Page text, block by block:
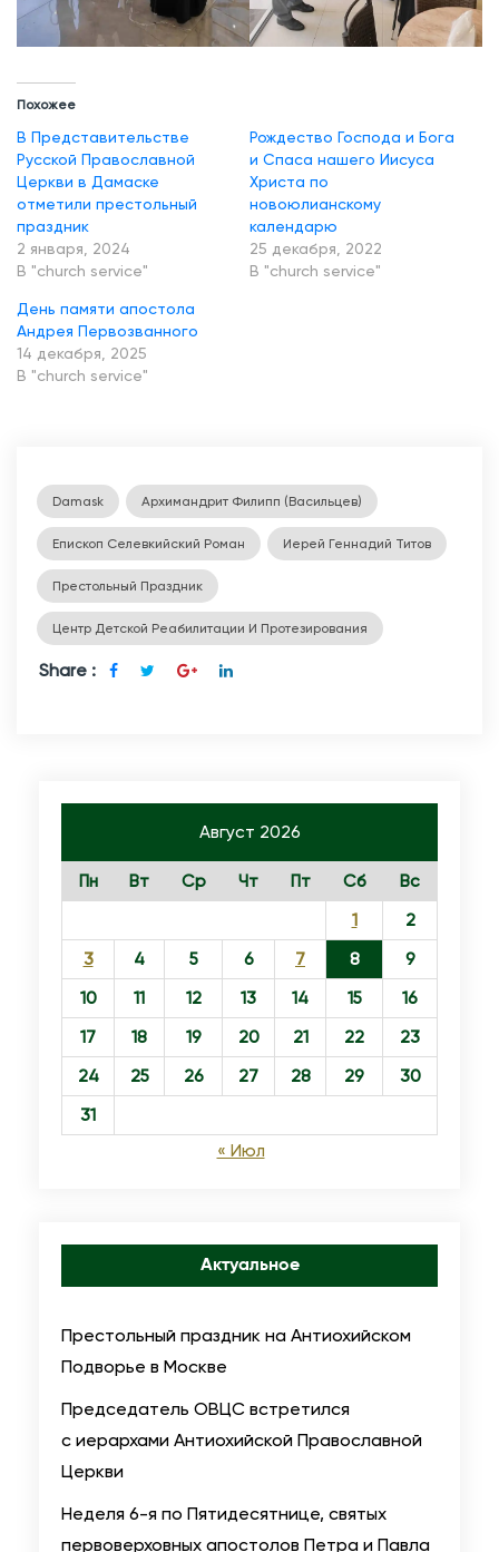
Похожее
В Представительстве
Русской Православной
Церкви в Дамаске
отметили престольный
праздник
2 января, 2024
В "church service"
Рождество Господа и Бога
и Спаса нашего Иисуса
Христа по
новоюлианскому
календарю
25 декабря, 2022
В "church service"
День памяти апостола
Андрея Первозванного
14 декабря, 2025
В "church service"
Damask Архимандрит Филипп (Васильцев)
Епископ Селевкийский Роман Иерей Геннадий Титов
Престольный Праздник
Центр Детской Реабилитации И Протезирования
Share :
Август 2026
Пн Вт Ср Чт Пт Сб
Вс
1
2
3
4 5 6 7 8
9
10
11 12 13 14 15
16
17
18 19 20 21 22
23
24
25 26 27 28 29
30
31
« Июл
Актуальное
Престольный праздник на Антиохийском
Подворье в Москве
Председатель ОВЦС встретился
с иерархами Антиохийской Православной
Церкви
Неделя 6-я по Пятидесятнице, святых
первоверховных апостолов Петра и Павла